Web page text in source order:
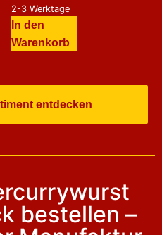
2-3 Werktage
In den
Warenkorb
entdecken
bestellen –